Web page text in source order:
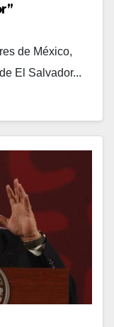
de México,
El Salvador...